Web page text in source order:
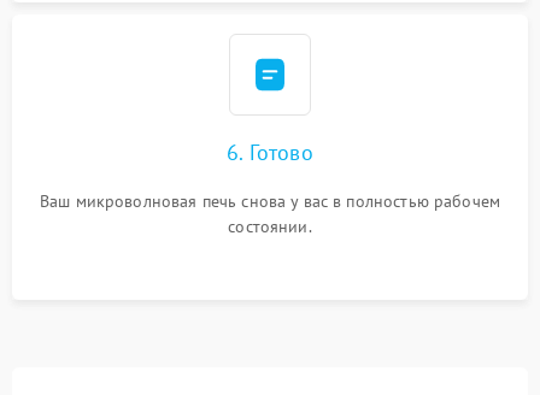
6. Готово
Ваш микроволновая печь снова у вас в полностью рабочем
состоянии.